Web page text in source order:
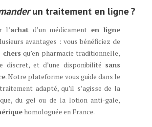
un traitement en ligne ?
l’achat d’un médicament en ligne
avantages : vous bénéficiez de
chers qu’en pharmacie traditionnelle,
discret, et d’une disponibilité sans
. Notre plateforme vous guide dans le
adapté, qu’il s’agisse de la
du gel ou de la lotion anti-gale,
homologuée en France.